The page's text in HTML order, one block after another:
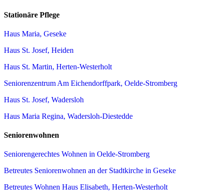
Stationäre Pflege
Haus Maria, Geseke
Haus St. Josef, Heiden
Haus St. Martin, Herten-Westerholt
Seniorenzentrum Am Eichendorffpark, Oelde-Stromberg
Haus St. Josef, Wadersloh
Haus Maria Regina, Wadersloh-Diestedde
Seniorenwohnen
Seniorengerechtes Wohnen in Oelde-Stromberg
Betreutes Seniorenwohnen an der Stadtkirche in Geseke
Betreutes Wohnen Haus Elisabeth, Herten-Westerholt